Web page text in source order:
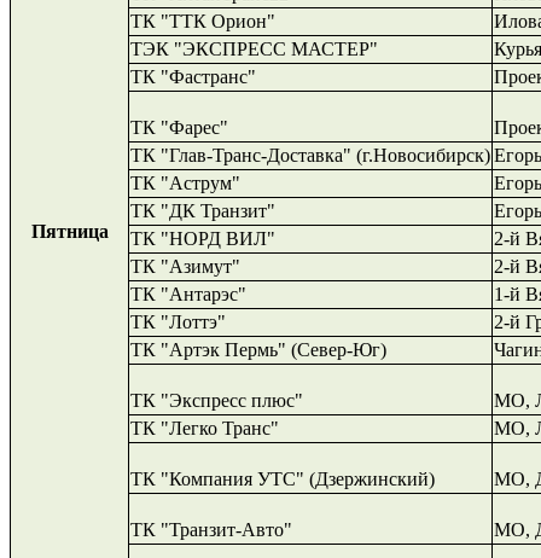
Пятница
ТК "ТТК Орион"
ТЭК "ЭКСПРЕСС МАСТЕР"
ТК "Фастранс"
ТК "Фарес"
ТК "Глав-Транс-Доставка" (г.Новосибирск)
ТК "Аструм"
ТК "ДК Транзит"
ТК "НОРД ВИЛ"
2-й
ТК "Азимут"
2-й
ТК "Антарэс"
1-й
ТК "Лоттэ"
2-й
ТК "Артэк Пермь" (Север-Юг)
ТК "Экспресс плюс" МО,
ТК "Легко Транс"
МО,
ТК "Компания УТС" (Дзержинский) МО,
ТК "Транзит-Авто" МО,